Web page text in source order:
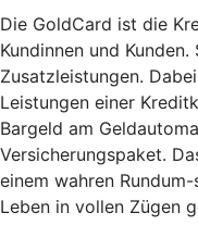
Die GoldCard ist die
Kundinnen und
Zusatzleistungen.
Leistungen einer
Bargeld am
Versicherungspaket.
einem wahren
Leben in vollen Zügen